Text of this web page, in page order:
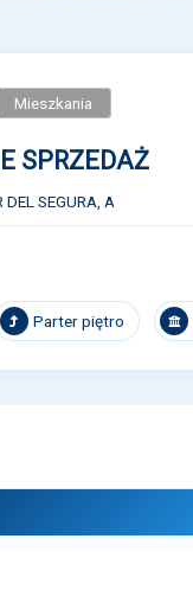
Mieszkania
SPRZEDAŻ
SEGURA, A
Parter piętro